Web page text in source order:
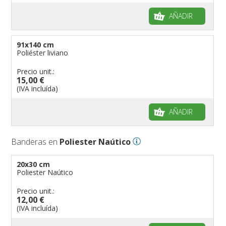
banderas para eventos
banderas para bicicletas
Banderas para tiendas
banderas para Palios
Banderas para embajadas
banderas para grupos musicales
Banderas para fiestas
Dimensiones de las banderas
AÑADIR
91x140 cm
Poliéster liviano
Precio unit.:
15,00 €
(IVA incluída)
AÑADIR
Banderas en Poliester Naútico
20x30 cm
Poliester Naútico
Precio unit.:
12,00 €
(IVA incluída)